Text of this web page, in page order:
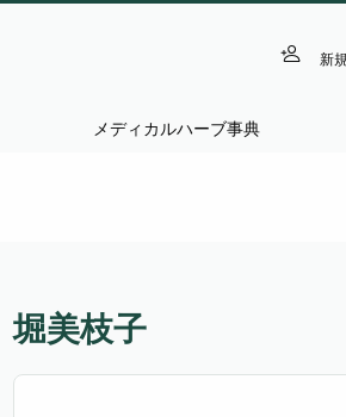
新
メディカルハーブ事典
堀美枝子